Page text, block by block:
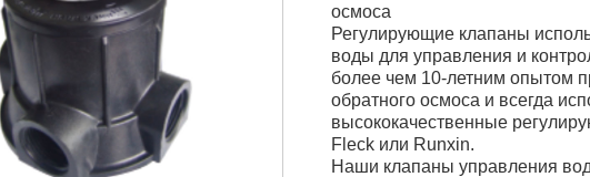
осмоса
Регулирующие клапаны
воды для управления и
более чем 10-летним опытом
обратного осмоса и всегда
высококачественные
Fleck или Runxin.
Наши клапаны управления